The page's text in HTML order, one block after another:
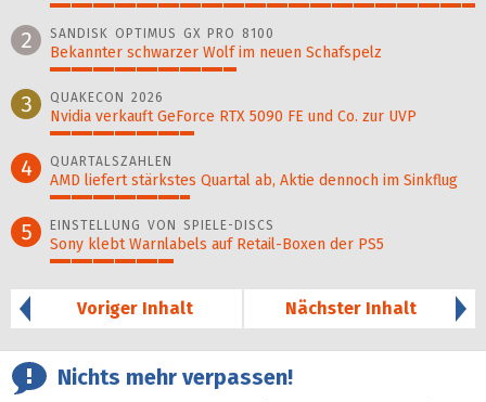
100%
2 SANDISK OPTIMUS GX PRO 8100
Bekannter schwarzer Wolf im neuen Schafspelz
44%
3 QUAKECON 2026
Nvidia verkauft GeForce RTX 5090 FE und Co. zur UVP
34%
4 QUARTALSZAHLEN
AMD liefert stärkstes Quartal ab, Aktie dennoch im Sinkflug
33%
5 EINSTELLUNG VON SPIELE-DISCS
Sony klebt Warnlabels auf Retail-Boxen der PS5
29%
Voriger Inhalt
Nächster Inhalt
Nichts mehr verpassen!